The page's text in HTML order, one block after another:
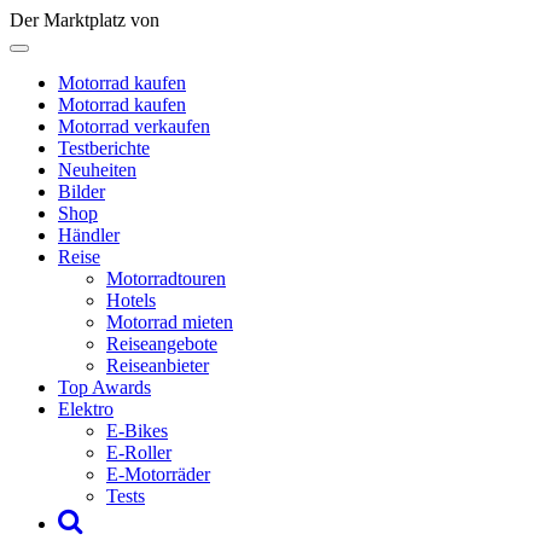
Der Marktplatz von
Motorrad kaufen
Motorrad kaufen
Motorrad verkaufen
Testberichte
Neuheiten
Bilder
Shop
Händler
Reise
Motorradtouren
Hotels
Motorrad mieten
Reiseangebote
Reiseanbieter
Top Awards
Elektro
E-Bikes
E-Roller
E-Motorräder
Tests